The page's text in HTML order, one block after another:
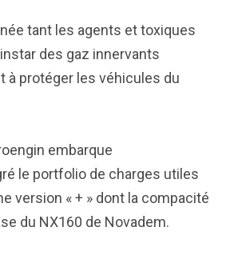
tant les agents et toxiques
des gaz innervants
à protéger les véhicules du
embarque
le portfolio de charges utiles
version « + » dont la compacité
du NX160 de Novadem.